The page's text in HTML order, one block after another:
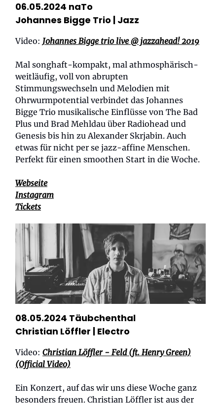
06.05.2024 naTo
Johannes Bigge Trio | Jazz
Video: Johannes Bigge trio live @ jazzahead! 2019
Mal songhaft-kompakt, mal athmosphärisch-
weitläufig, voll von abrupten
Stimmungswechseln und Melodien mit
Ohrwurmpotential verbindet das Johannes
Bigge Trio musikalische Einflüsse von The Bad
Plus und Brad Mehldau über Radiohead und
Genesis bis hin zu Alexander Skrjabin. Auch
etwas für nicht per se jazz-affine Menschen.
Perfekt für einen smoothen Start in die Woche.
Webseite
Instagram
Tickets
08.05.2024 Täubchenthal
Christian Löffler | Electro
Video: Christian Löffler - Feld (ft. Henry Green)
(Official Video)
Ein Konzert, auf das wir uns diese Woche ganz
besonders freuen. Christian Löffler ist aus der